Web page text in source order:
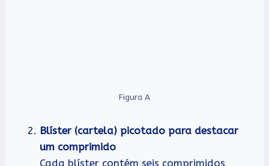
Figura A
Blíster (cartela) picotado para destacar
um comprimido
Cada blíster contém seis comprimidos